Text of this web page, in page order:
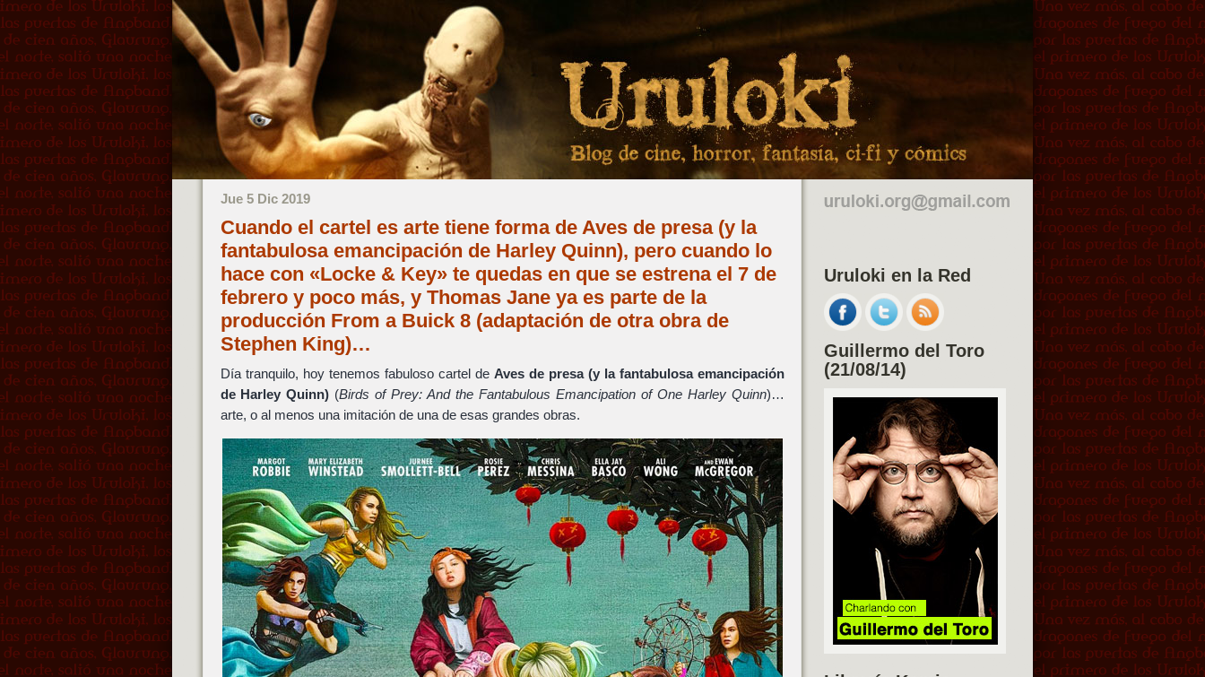
Jue 5 Dic 2019
Cuando el cartel es arte tiene forma de Aves de presa (y la
fantabulosa emancipación de Harley Quinn), pero cuando lo
hace con «Locke & Key» te quedas en que se estrena el 7 de
febrero y poco más, y Thomas Jane ya es parte de la
producción From a Buick 8 (adaptación de otra obra de
Stephen King)…
Día tranquilo, hoy tenemos fabuloso cartel de Aves de presa (y la fantabulosa emancipación
de Harley Quinn) (Birds of Prey: And the Fantabulous Emancipation of One Harley Quinn)…
arte, o al menos una imitación de una de esas grandes obras.
Uruloki en la Red
Guillermo del Toro
(21/08/14)